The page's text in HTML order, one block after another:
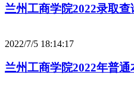
兰州工商学院2022录取查
2022/7/5 18:14:17
兰州工商学院2022年普通